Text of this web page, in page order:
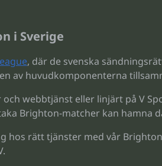
i Sverige
, där de svenska
av huvudkomponenterna
webbtjänst eller linjärt på V
Brighton-matcher kan hamna
rätt tjänster med vår